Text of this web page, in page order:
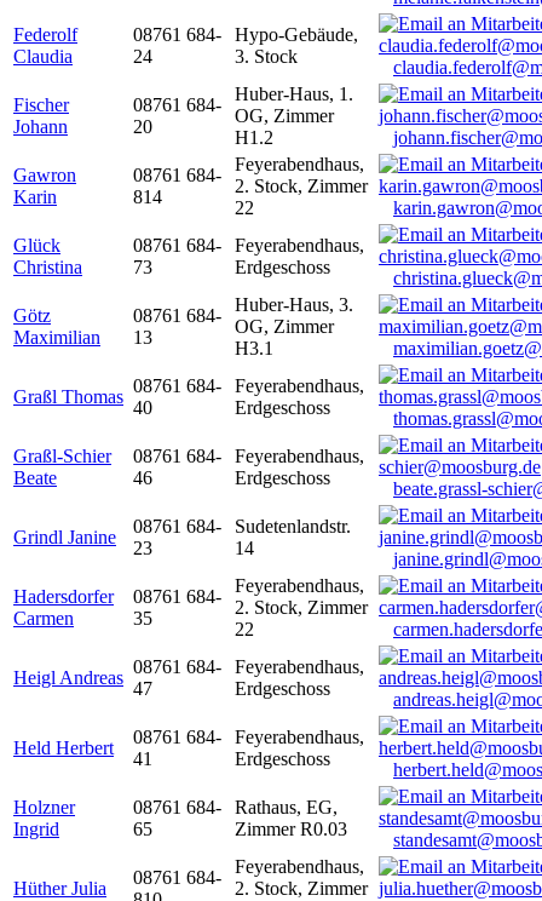
Federolf
Claudia
08761 684-
24
Hypo-Gebäude,
3. Stock
Fischer
Johann
08761 684-
20
Huber-Haus, 1.
OG, Zimmer
H1.2
Gawron
Karin
08761 684-
814
Feyerabendhaus,
2. Stock, Zimmer
22
Glück
Christina
08761 684-
73
Feyerabendhaus,
Erdgeschoss
Götz
Maximilian
08761 684-
13
Huber-Haus, 3.
OG, Zimmer
H3.1
Graßl Thomas
08761 684-
40
Feyerabendhaus,
Erdgeschoss
Graßl-Schier
Beate
08761 684-
46
Feyerabendhaus,
Erdgeschoss
beate.grassl-
Grindl Janine
08761 684-
23
Sudetenlandstr.
14
Hadersdorfer
Carmen
08761 684-
35
Feyerabendhaus,
2. Stock, Zimmer
22
Heigl Andreas
08761 684-
47
Feyerabendhaus,
Erdgeschoss
Held Herbert
08761 684-
41
Feyerabendhaus,
Erdgeschoss
Holzner
Ingrid
08761 684-
65
Rathaus, EG,
Zimmer R0.03
Hüther Julia
08761 684-
Feyerabendhaus,
2. Stock, Zimmer